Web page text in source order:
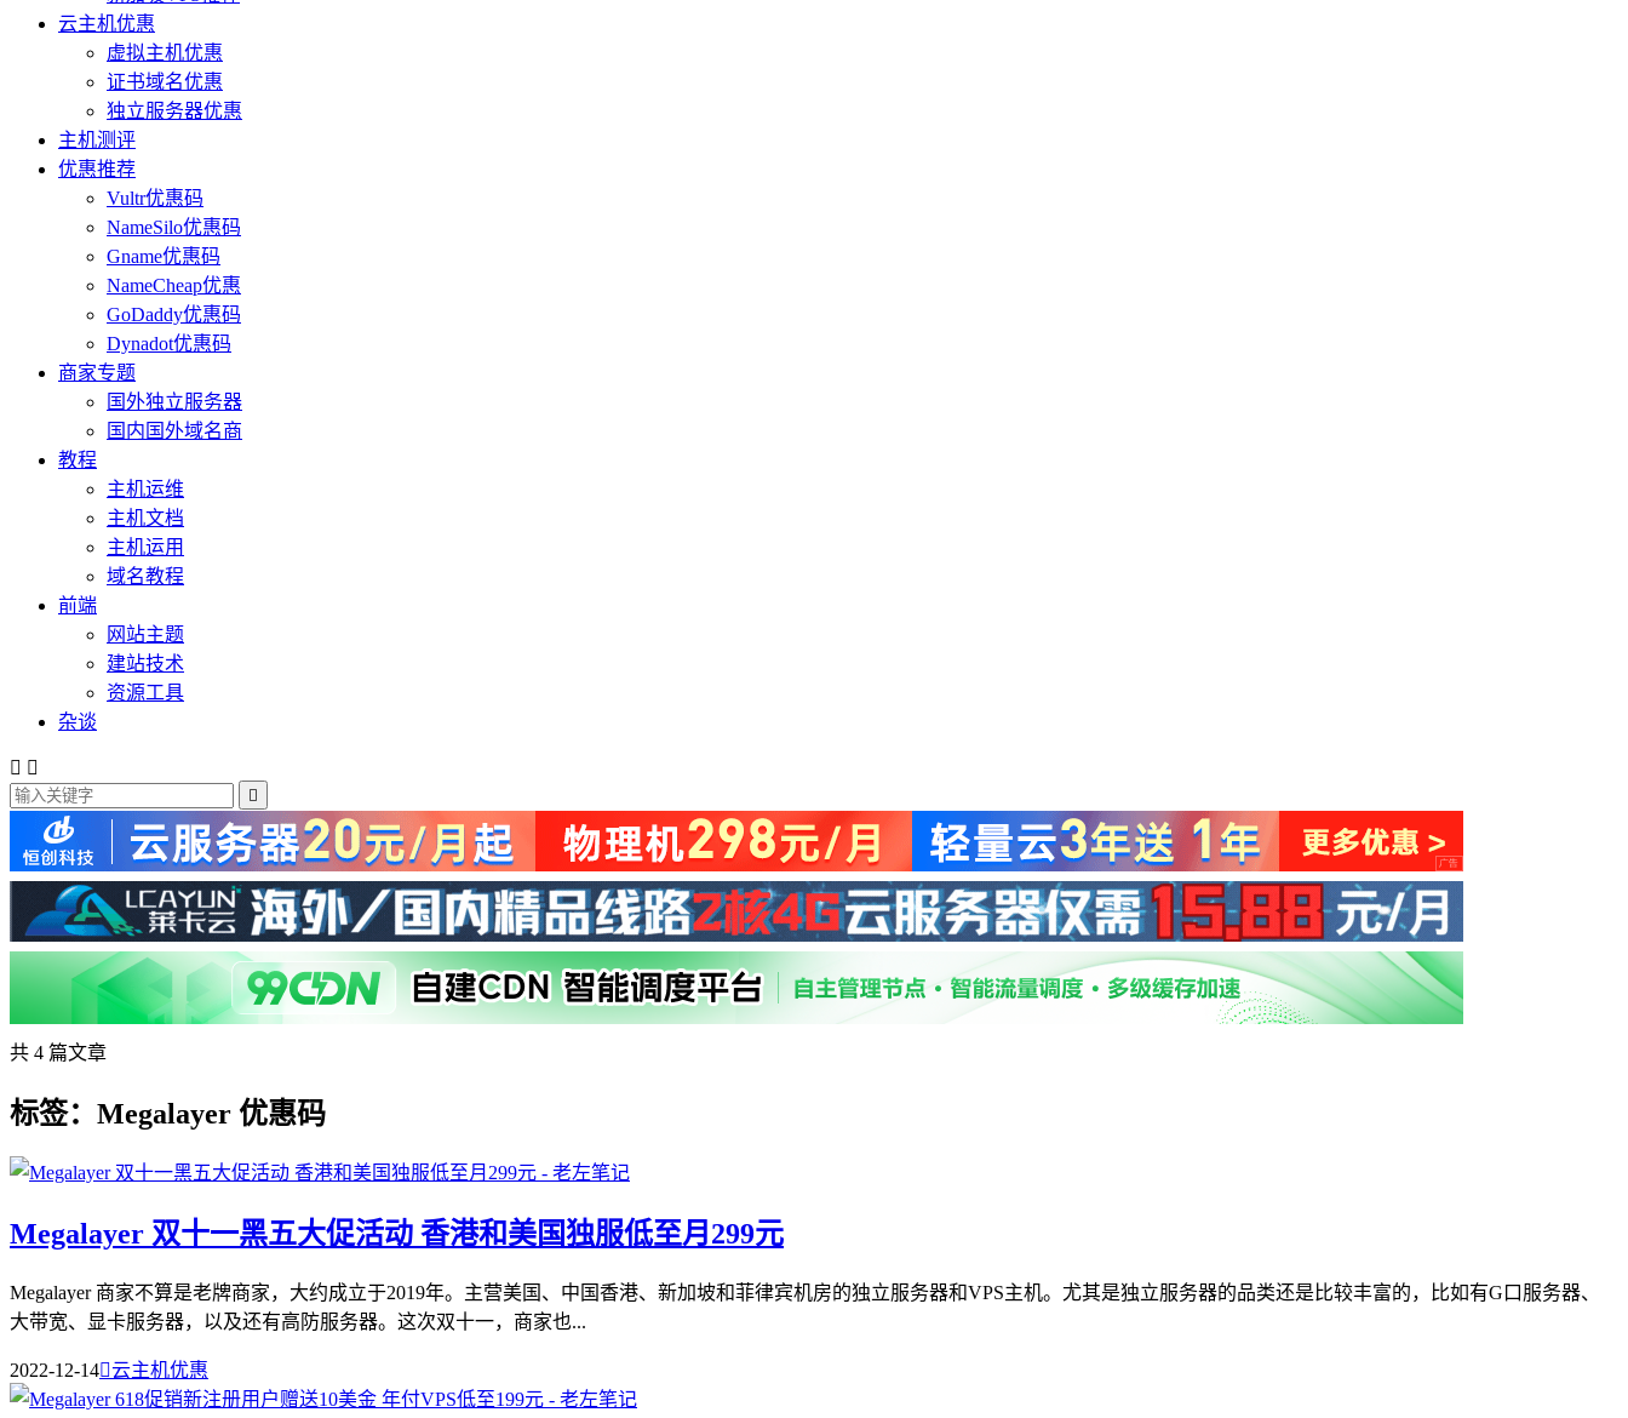
云主机优惠
虚拟主机优惠
证书域名优惠
独立服务器优惠
主机测评
优惠推荐
Vultr优惠码
NameSilo优惠码
Gname优惠码
NameCheap优惠
GoDaddy优惠码
Dynadot优惠码
商家专题
国外独立服务器
国内国外域名商
教程
主机运维
主机文档
主机运用
域名教程
前端
网站主题
建站技术
资源工具
杂谈
 

共 4 篇文章
标签：Megalayer 优惠码
Megalayer 双十一黑五大促活动 香港和美国独服低至月299元
Megalayer 商家不算是老牌商家，大约成立于2019年。主营美国、中国香港、新加坡和菲律宾机房的独立服务器和VPS主机。尤其是独立服务器的品类还是比较丰富的，比如有G口服务器、
大带宽、显卡服务器，以及还有高防服务器。这次双十一，商家也...
2022-12-14云主机优惠